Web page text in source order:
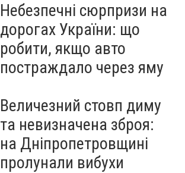
Небезпечні сюрпризи на
дорогах України: що
робити, якщо авто
постраждало через яму
Величезний стовп диму
та невизначена зброя:
на Дніпропетровщині
пролунали вибухи